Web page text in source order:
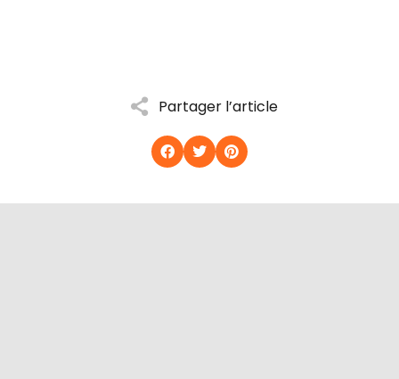
Partager l’article